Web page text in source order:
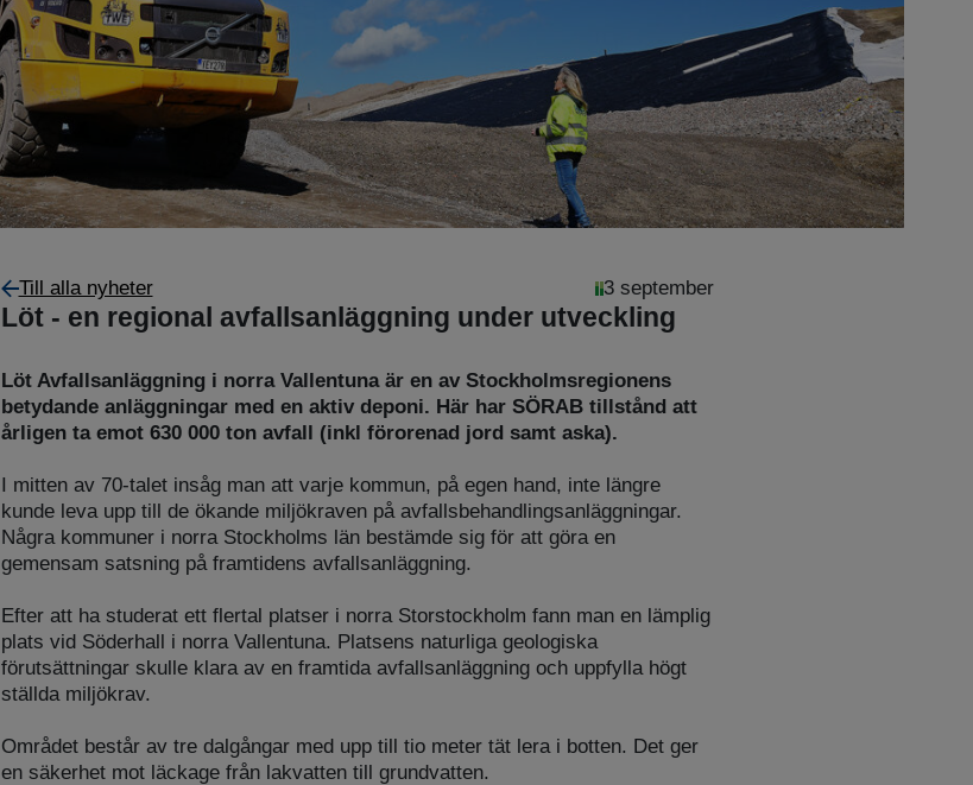
Till alla nyheter 3 september
Löt - en regional avfallsanläggning under utveckling
Löt Avfallsanläggning i norra Vallentuna är en av Stockholmsregionens
betydande anläggningar med en aktiv deponi. Här har SÖRAB tillstånd att
årligen ta emot 630 000 ton avfall (inkl förorenad jord samt aska).
I mitten av 70-talet insåg man att varje kommun, på egen hand, inte längre
kunde leva upp till de ökande miljökraven på avfallsbehandlingsanläggningar.
Några kommuner i norra Stockholms län bestämde sig för att göra en
gemensam satsning på framtidens avfallsanläggning.
Efter att ha studerat ett flertal platser i norra Storstockholm fann man en lämplig
plats vid Söderhall i norra Vallentuna. Platsens naturliga geologiska
förutsättningar skulle klara av en framtida avfallsanläggning och uppfylla högt
ställda miljökrav.
Området består av tre dalgångar med upp till tio meter tät lera i botten. Det ger
en säkerhet mot läckage från lakvatten till grundvatten.